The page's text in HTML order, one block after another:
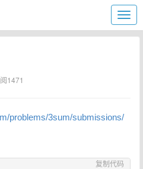
阅1471
problems/3sum/submissions/
复制代码